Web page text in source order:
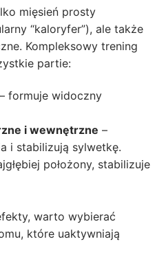
mięsień prosty
“kaloryfer”), ale także
Kompleksowy trening
partie:
– formuje widoczny
i wewnętrzne –
i stabilizują sylwetkę.
położony, stabilizuje
warto wybierać
które uaktywniają